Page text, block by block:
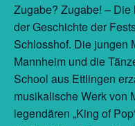
Zugabe? Zugabe! –
der Geschichte der
Schlosshof. Die jungen
Mannheim und die
School aus Ettlingen
musikalische Werk von
legendären „King of